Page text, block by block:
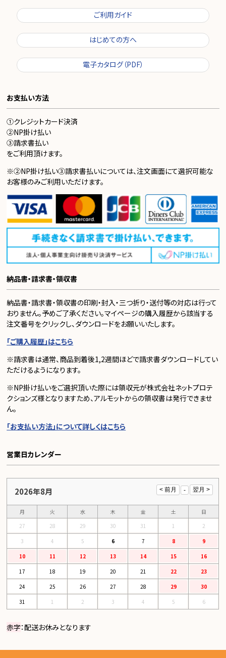
ご利用ガイド
はじめての方へ
電子カタログ（PDF）
お支払い方法
①クレジットカード決済
②NP掛け払い
③請求書払い
をご利用頂けます。
※②NP掛け払い③請求書払いについては、注文画面にて選択可能な
お客様のみご利用いただけます。
納品書・請求書・領収書
納品書・請求書・領収書の印刷・封入・三つ折り・送付等の対応は行って
おりません。予めご了承ください。マイページの購入履歴から該当する
注文番号をクリックし、ダウンロードをお願いいたします。
「ご購入履歴」はこちら
※請求書は通常、商品到着後1,2週間ほどで請求書ダウンロードしてい
ただけるようになります。
※NP掛け払いをご選択頂いた際には領収元が株式会社ネットプロテ
クションズ様となりますため、アルモットからの領収書は発行できませ
ん。
「お支払い方法」について詳しくはこちら
営業日カレンダー
2026年8月
月 火 水 木 金 土
日
27
28 29 30 31 1
2
3
4 5 6 7 8
9
10
11 12 13 14 15
16
17
18 19 20 21 22
23
24
25 26 27 28 29
30
31
1 2 3 4 5 6
赤字：配送お休みとなります